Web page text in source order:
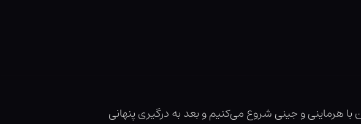
با هرماینی و جینی شروع می‌کنیم و بعد به درگیری پنهانی